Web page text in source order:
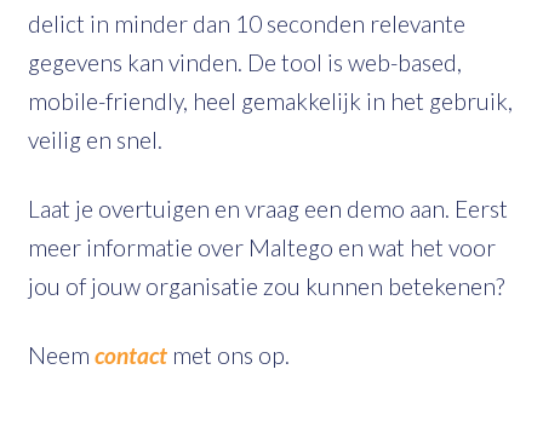
delict in minder dan 10 seconden relevante
gegevens kan vinden. De tool is web-based,
mobile-friendly, heel gemakkelijk in het gebruik,
veilig en snel.
Laat je overtuigen en vraag een demo aan. Eerst
meer informatie over Maltego en wat het voor
jou of jouw organisatie zou kunnen betekenen?
Neem contact met ons op.